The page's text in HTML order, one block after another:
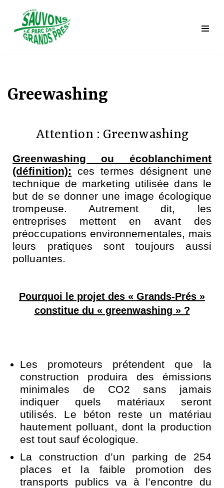
Saltar
Greewashing
Attention : Greenwashing
Greenwashing ou écoblanchiment
(définition):
ces termes désignent une
technique de marketing utilisée dans le
but de se donner une image écologique
trompeuse. Autrement dit, les
entreprises mettent en avant des
préoccupations environnementales, mais
leurs pratiques sont toujours aussi
polluantes.
Pourquoi le projet des « Grands-Prés »
constitue du « greenwashing » ?
Les promoteurs prétendent que la
construction produira des émissions
minimales de CO2 sans jamais
indiquer quels matériaux seront
utilisés. Le béton reste un matériau
hautement polluant, dont la production
est tout sauf écologique.
La construction d’un parking de 254
places et la faible promotion des
transports publics va à l’encontre du